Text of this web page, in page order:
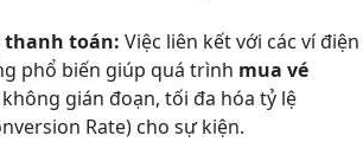
thanh toán: Việc liên kết với các ví điện
phổ biến giúp quá trình mua vé
gián đoạn, tối đa hóa tỷ lệ
Rate) cho sự kiện.